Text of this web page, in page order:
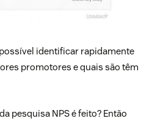
identificar rapidamente
promotores e quais são têm
pesquisa NPS é feito? Então